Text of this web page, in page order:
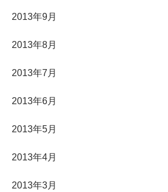
2013年9月
2013年8月
2013年7月
2013年6月
2013年5月
2013年4月
2013年3月